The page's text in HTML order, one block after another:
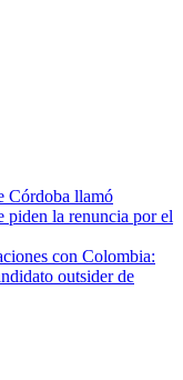
Córdoba llamó
piden la renuncia por el
con Colombia:
outsider de